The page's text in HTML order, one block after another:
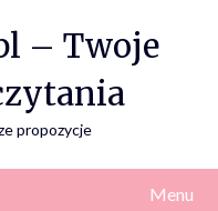
– Twoje
propozycje
Menu